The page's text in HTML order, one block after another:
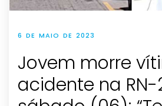
6 DE MAIO DE 2023
Jovem morre
acidente na